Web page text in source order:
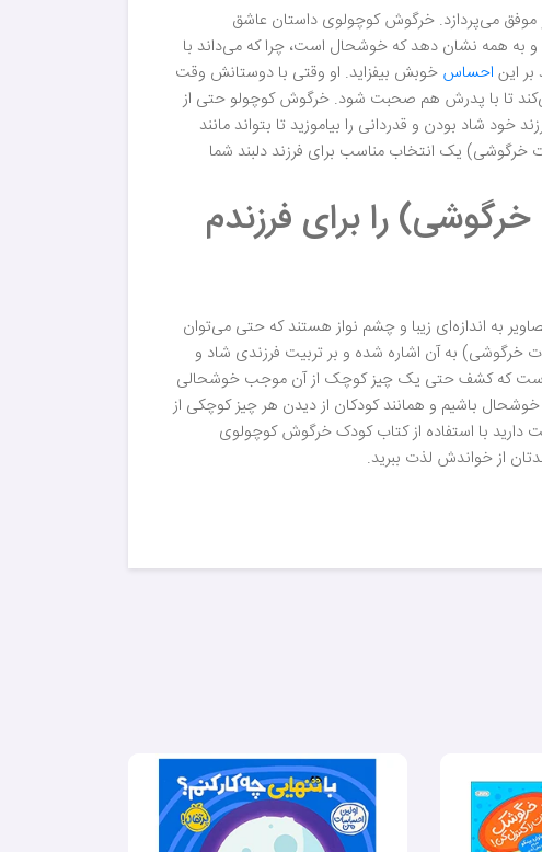
می‌پردازد. خرگوش کوچولوی داستان عاشق
به همه نشان دهد که خوشحال است، چرا که می‌داند با
این احساس خوبش بیفزاید. او وقتی با دوستانش وقت
تا با پدرش هم صحبت شود. خرگوش کوچولو حتی از
شاد بودن و قدر‌دانی را بیاموزید تا بتواند مانند
یک انتخاب مناسب برای فرزند دلبند شما
را برای فرزندم
به اندازه‌ای زیبا و چشم نواز هستند که حتی می‌توان
به آن اشاره شده و بر تربیت فرزندی شاد و
است که کشف حتی یک چیز کوچک از آن موجب خوشحالی
باشیم و همانند کودکان از دیدن هر چیز کوچکی از
دارید با استفاده از کتاب کودک خرگوش کوچولوی
از خواندش لذت ببرید.